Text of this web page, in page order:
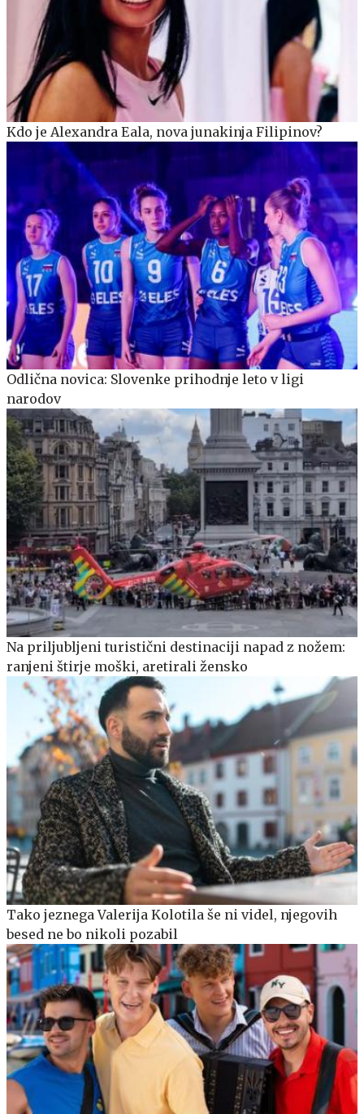
Kdo je Alexandra Eala, nova junakinja Filipinov?
Odlična novica: Slovenke prihodnje leto v ligi
narodov
Na priljubljeni turistični destinaciji napad z nožem:
ranjeni štirje moški, aretirali žensko
Tako jeznega Valerija Kolotila še ni videl, njegovih
besed ne bo nikoli pozabil